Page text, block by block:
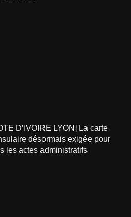
D’IVOIRE LYON] La carte
désormais exigée pour
les actes administratifs